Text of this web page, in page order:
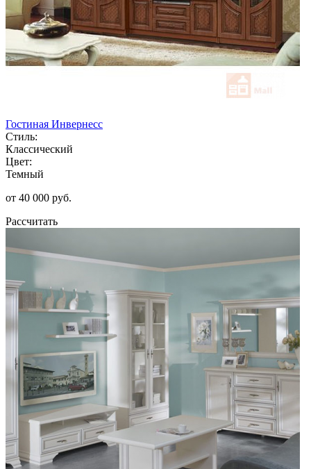
Гостиная Инвернесс
Стиль:
Классический
Цвет:
Темный
от 40 000 руб.
Рассчитать